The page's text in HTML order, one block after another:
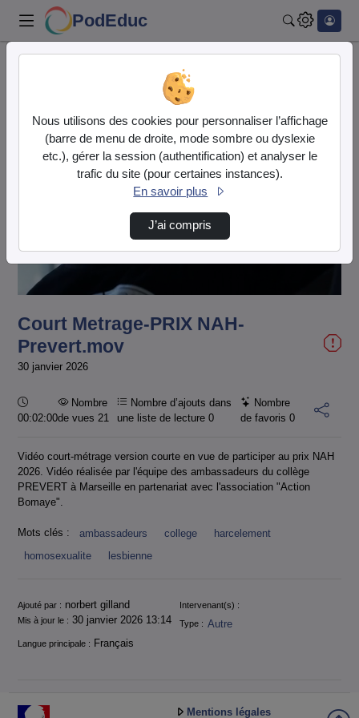
PodEduc
Court Metrage-PRIX NAH-Prevert.mov
Lire
la
vidéo
Court Metrage-PRIX NAH-
Prevert.mov
30 janvier 2026
Durée :
00:02:00
Nombre
de vues 21
Nombre d’ajouts dans
une liste de lecture0
Nombre
de favoris 0
Vidéo court-métrage version courte en vue de participer au prix NAH
2026. Vidéo réalisée par l'équipe des ambassadeurs du collège
PREVERT à Marseille en partenariat avec l'association "Action
Bomaye".
Mots clés : ambassadeurs college
harcelement
homosexualite
lesbienne
Informations
Ajouté par : norbert gilland
Intervenant(s) :
Mis à jour le : 30 janvier 2026 13:14 Type : Autre
Langue principale : Français
Mentions légales
Nous utilisons des cookies pour personnaliser l’affichage
(barre de menu de droite, mode sombre ou dyslexie
etc.), gérer la session (authentification) et analyser le
trafic du site (pour certaines instances).
En savoir plus
J’ai compris